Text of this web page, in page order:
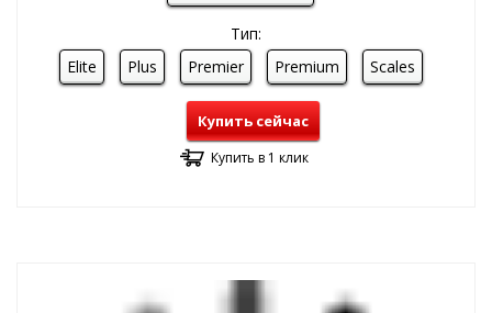
Тип:
Elite
Plus Premier Premium Scales
Купить сейчас
Купить в 1 клик